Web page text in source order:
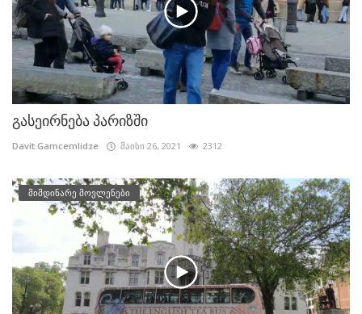
გასეირნება პარიზში
Davit.Gamcemlidze მაისი 26, 2021 2312
მიმდინარე მოვლენები